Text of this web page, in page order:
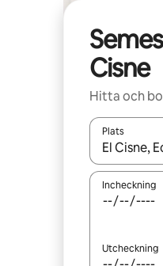
Cisne
Hitta och
Plats
När
Incheckning
Utcheckning